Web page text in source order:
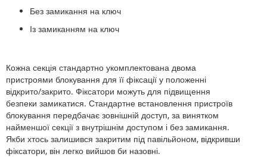
Без замикання на ключ
Із замиканням на ключ
Кожна секція стандартно укомплектована двома
пристроями блокування для її фіксації у положенні
відкрито/закрито. Фіксатори можуть для підвищення
безпеки замикатися. Стандартне встановлення пристроїв
блокування передбачає зовнішній доступ, за винятком
найменшої секції з внутрішнім доступом і без замикання.
Якби хтось залишився закритим під павільйоном, відкривши
фіксатори, він легко вийшов би назовні.